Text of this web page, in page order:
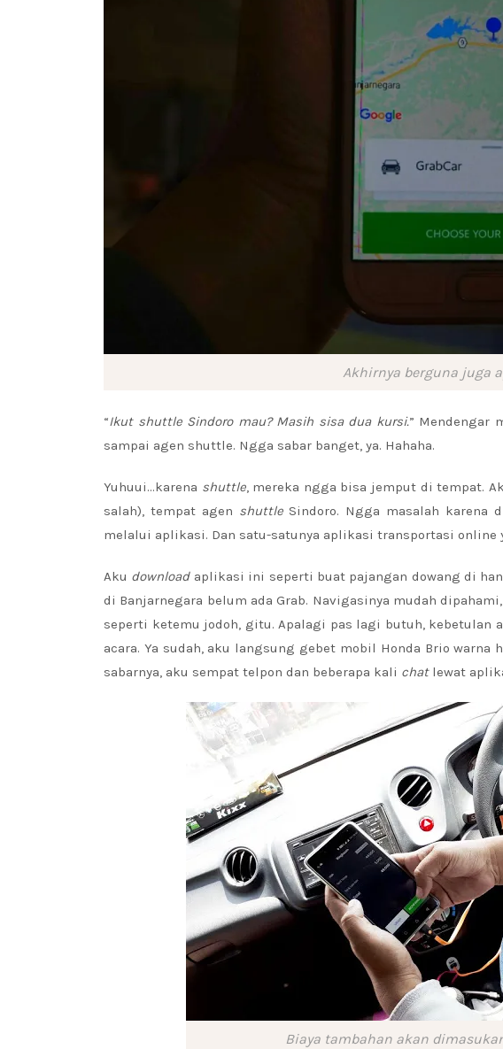
Akhirnya berguna juga
“Ikut shuttle Sindoro mau? Masih sisa dua kursi.” Mendengar
sampai agen shuttle. Ngga sabar banget, ya. Hahaha.
Yuhuui…karena shuttle, mereka ngga bisa jemput di tempat.
salah), tempat agen shuttle Sindoro. Ngga masalah karena
melalui aplikasi. Dan satu-satunya aplikasi transportasi online
Aku download aplikasi ini seperti buat pajangan dowang di
di Banjarnegara belum ada Grab. Navigasinya mudah
seperti ketemu jodoh, gitu. Apalagi pas lagi butuh, kebetulan
acara. Ya sudah, aku langsung gebet mobil Honda Brio
sabarnya, aku sempat telpon dan beberapa kali chatlewat
Biaya tambahan akan